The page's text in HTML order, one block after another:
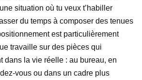
situation où tu veux t’habiller
du temps à composer des tenues
est particulièrement
travaille sur des pièces qui
dans la vie réelle : au bureau, en
vous ou dans un cadre plus